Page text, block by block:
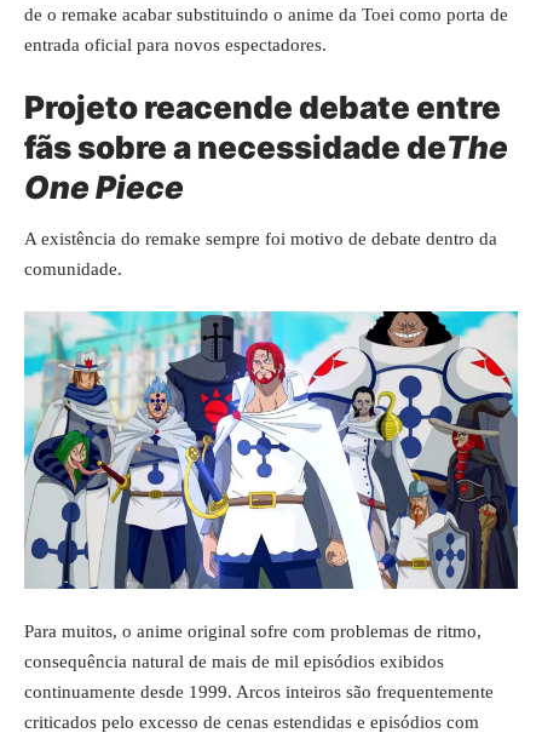
de o remake acabar substituindo o anime da Toei como porta de
entrada oficial para novos espectadores.
Projeto reacende debate entre
fãs sobre a necessidade deThe
One Piece
A existência do remake sempre foi motivo de debate dentro da
comunidade.
Para muitos, o anime original sofre com problemas de ritmo,
consequência natural de mais de mil episódios exibidos
continuamente desde 1999. Arcos inteiros são frequentemente
criticados pelo excesso de cenas estendidas e episódios com